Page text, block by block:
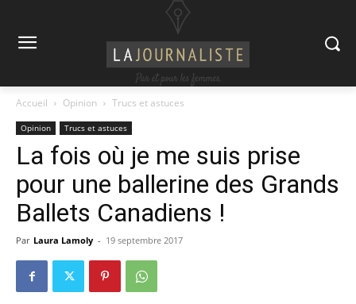
Accueil Opinion Trucs et astuces
Opinion Trucs et astuces
La fois où je me suis prise
pour une ballerine des Grands
Ballets Canadiens !
Par Laura Lamoly - 19 septembre 2017